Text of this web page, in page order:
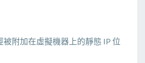
被附加在虛擬機器上的靜態 IP 位